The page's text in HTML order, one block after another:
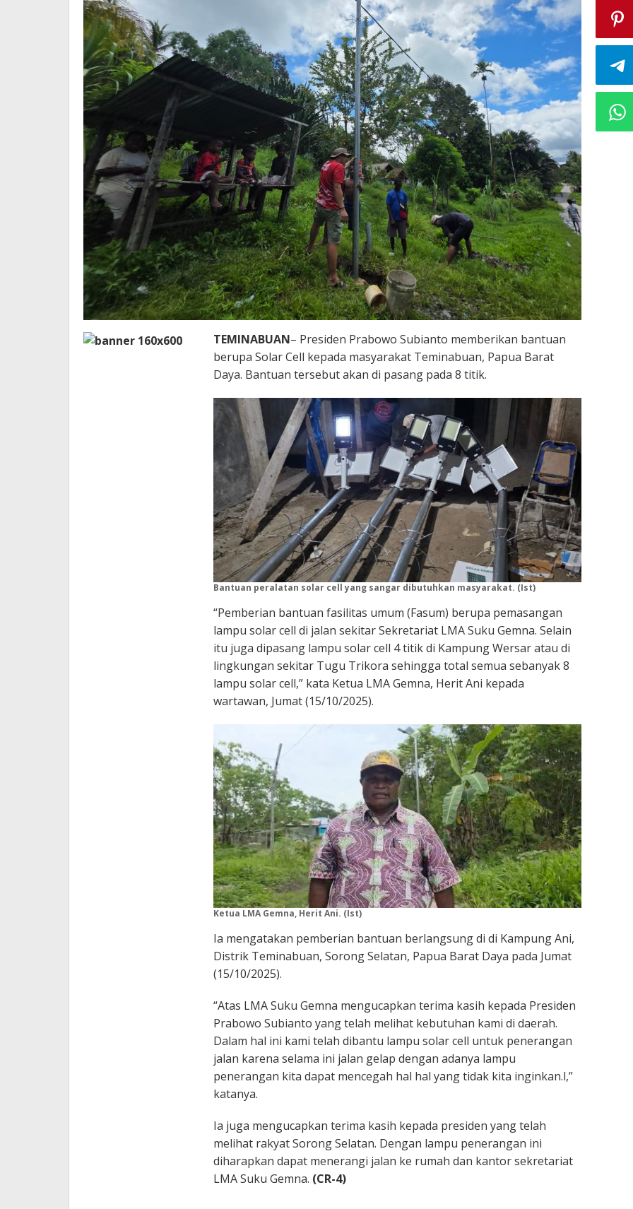
TEMINABUAN– Presiden Prabowo Subianto memberikan bantuan
berupa Solar Cell kepada masyarakat Teminabuan, Papua Barat
Daya. Bantuan tersebut akan di pasang pada 8 titik.
Bantuan peralatan solar cell yang sangar dibutuhkan masyarakat. (Ist)
“Pemberian bantuan fasilitas umum (Fasum) berupa pemasangan
lampu solar cell di jalan sekitar Sekretariat LMA Suku Gemna. Selain
itu juga dipasang lampu solar cell 4 titik di Kampung Wersar atau di
lingkungan sekitar Tugu Trikora sehingga total semua sebanyak 8
lampu solar cell,” kata Ketua LMA Gemna, Herit Ani kepada
wartawan, Jumat (15/10/2025).
Ketua LMA Gemna, Herit Ani. (Ist)
Ia mengatakan pemberian bantuan berlangsung di di Kampung Ani,
Distrik Teminabuan, Sorong Selatan, Papua Barat Daya pada Jumat
(15/10/2025).
“Atas LMA Suku Gemna mengucapkan terima kasih kepada Presiden
Prabowo Subianto yang telah melihat kebutuhan kami di daerah.
Dalam hal ini kami telah dibantu lampu solar cell untuk penerangan
jalan karena selama ini jalan gelap dengan adanya lampu
penerangan kita dapat mencegah hal hal yang tidak kita inginkan.l,”
katanya.
Ia juga mengucapkan terima kasih kepada presiden yang telah
melihat rakyat Sorong Selatan. Dengan lampu penerangan ini
diharapkan dapat menerangi jalan ke rumah dan kantor sekretariat
LMA Suku Gemna. (CR-4)